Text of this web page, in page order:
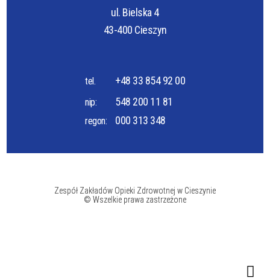
ul. Bielska 4
43-400 Cieszyn
tel. +48 33 854 92 00
nip: 548 200 11 81
regon: 000 313 348
Zespół Zakładów Opieki Zdrowotnej w Cieszynie
© Wszelkie prawa zastrzeżone